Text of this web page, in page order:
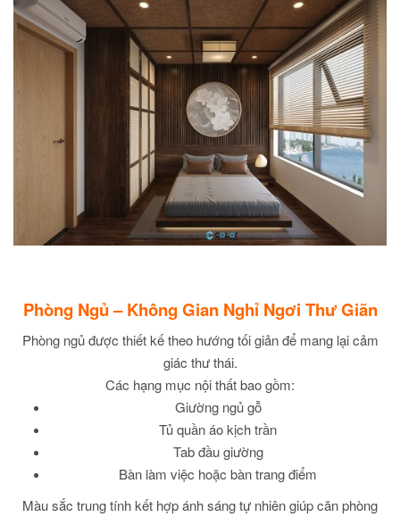
Phòng Ngủ – Không Gian Nghỉ Ngơi Thư Giãn
Phòng ngủ được thiết kế theo hướng tối giản để mang lại cảm
giác thư thái.
Các hạng mục nội thất bao gồm:
Giường ngủ gỗ
Tủ quần áo kịch trần
Tab đầu giường
Bàn làm việc hoặc bàn trang điểm
Màu sắc trung tính kết hợp ánh sáng tự nhiên giúp căn phòng